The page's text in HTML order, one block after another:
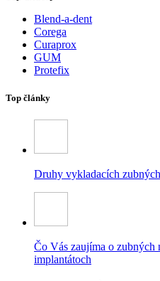
Blend-a-dent
Corega
Curaprox
GUM
Protefix
Top články
Druhy vykladacích
Čo Vás zaujíma o zubných
implantátoch